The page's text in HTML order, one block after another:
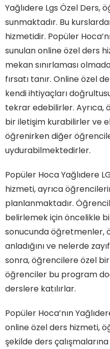
Yağlıdere Lgs Özel Ders,
sunmaktadır. Bu
hizmetidir. Popüler
sunulan online özel ders
mekan sınırlaması
fırsatı tanır. Online özel
kendi ihtiyaçları
tekrar edebilirler. Ayrıca,
bir iletişim kurabilirler ve
öğrenirken diğer
uydurabilmektedirler.
Popüler Hoca Yağlıdere
hizmeti, ayrıca
planlanmaktadır.
belirlemek için öncelikle bir
sonucunda öğretmenler,
anladığını ve nelerde
sonra, öğrencilere özel
öğrenciler bu program
derslere katılırlar.
Popüler Hoca’nın
online özel ders hizmeti,
şekilde ders